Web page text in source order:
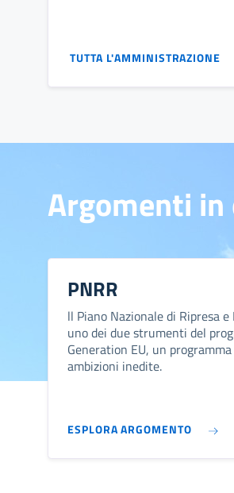
TUTTA L'AMMINISTRAZIONE
Argomenti in
PNRR
ll Piano Nazionale di Ripresa e
uno dei due strumenti del
Generation EU, un
ambizioni inedite.
ESPLORA ARGOMENTO